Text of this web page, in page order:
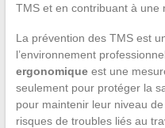
TMS et en contribuant à une
La prévention des TMS est
l’environnement
ergonomiqueest une
seulement pour protéger la
pour maintenir leur niveau
risques de troubles liés au